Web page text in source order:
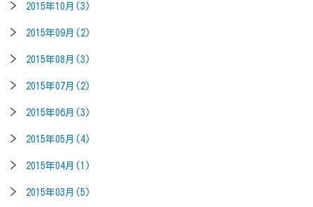
2015年10月(3)
2015年09月(2)
2015年08月(3)
2015年07月(2)
2015年06月(3)
2015年05月(4)
2015年04月(1)
2015年03月(5)